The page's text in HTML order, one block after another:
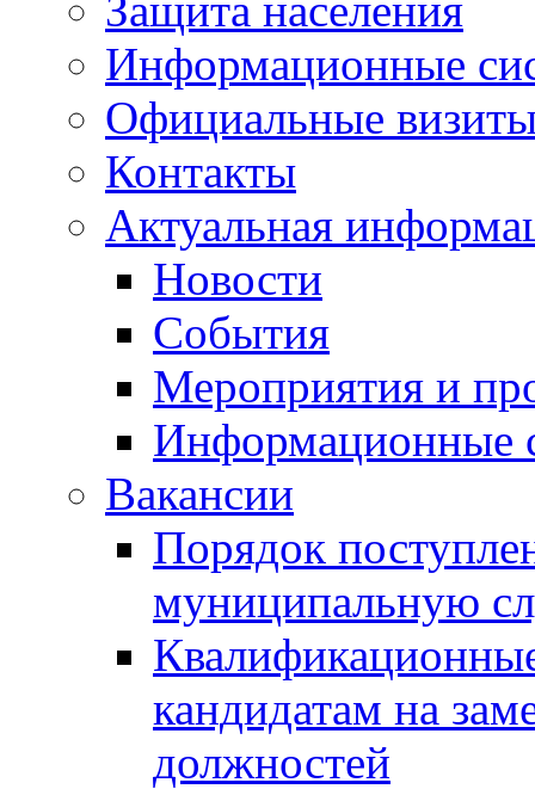
Информационные
Официальные
Контакты
Актуальная
Новости
События
Мероприятия и
Информационные
Вакансии
Порядок
муниципальную
кандидатам на
должностей